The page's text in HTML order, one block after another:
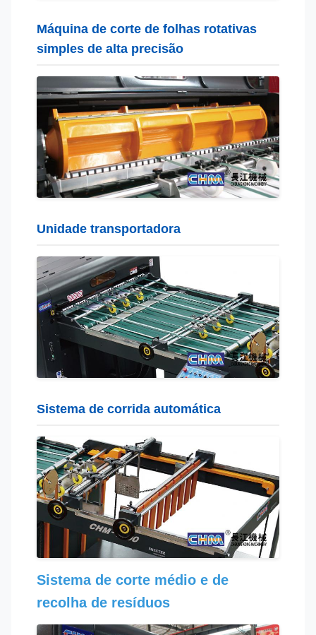
Máquina de corte de folhas rotativas
simples de alta precisão
Unidade transportadora
Sistema de corrida automática
Sistema de corte médio e de
recolha de resíduos